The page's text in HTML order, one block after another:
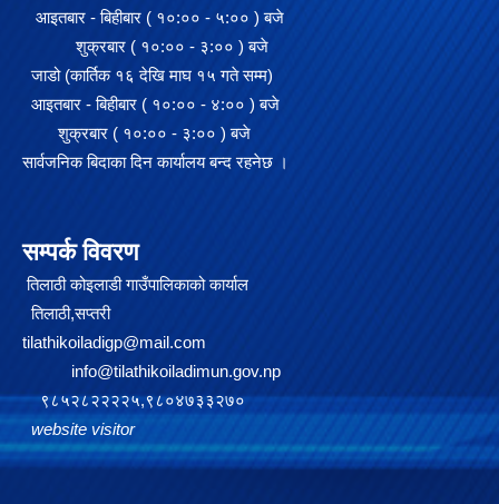
आइतबार - बिहीबार ( १०:०० - ५:०० ) बजे
शुक्रबार ( १०:०० - ३:०० ) बजे
जाडो (कार्तिक १६ देखि माघ १५ गते सम्म)
आइतबार - बिहीबार ( १०:०० - ४:०० ) बजे
शुक्रबार ( १०:०० - ३:०० ) बजे
सार्वजनिक बिदाका दिन कार्यालय बन्द रहनेछ ।
सम्पर्क विवरण
तिलाठी कोइलाडी गाउँपालिकाको कार्याल
तिलाठी,सप्तरी
tilathikoiladigp@mail.com
info@tilathikoiladimun.gov.np
९८५२८२२२२५,९८०४७३३२७०
website visitor